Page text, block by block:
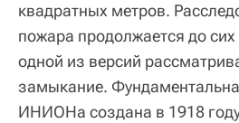
квадратных метров.
пожара продолжается до сих
одной из версий
замыкание.
ИНИОНа создана в 1918